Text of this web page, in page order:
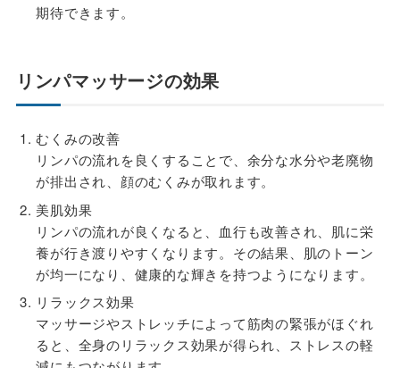
期待できます。
リンパマッサージの効果
むくみの改善
リンパの流れを良くすることで、余分な水分や老廃物
が排出され、顔のむくみが取れます。
美肌効果
リンパの流れが良くなると、血行も改善され、肌に栄
養が行き渡りやすくなります。その結果、肌のトーン
が均一になり、健康的な輝きを持つようになります。
リラックス効果
マッサージやストレッチによって筋肉の緊張がほぐれ
ると、全身のリラックス効果が得られ、ストレスの軽